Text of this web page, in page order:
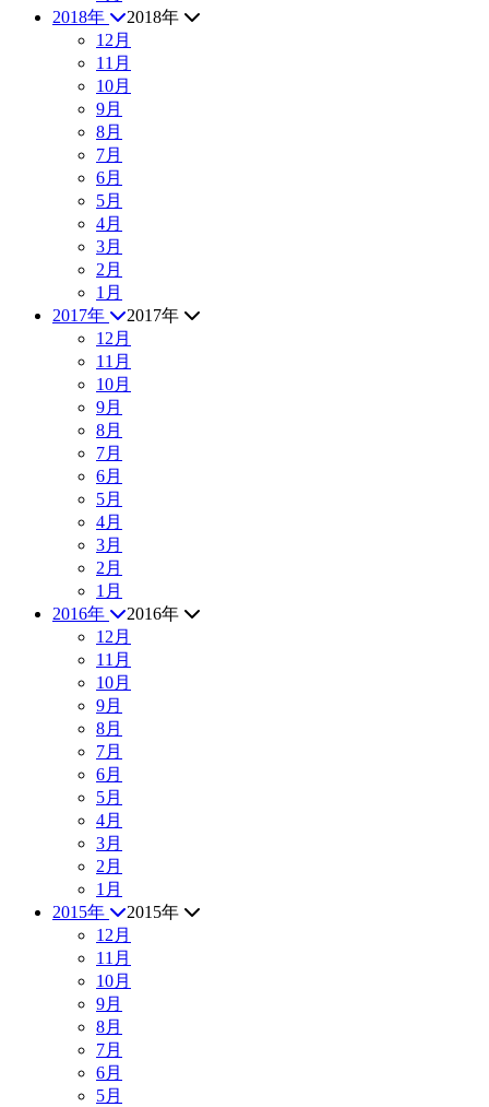
2018年
2018年
12月
11月
10月
9月
8月
7月
6月
5月
4月
3月
2月
1月
2017年
2017年
12月
11月
10月
9月
8月
7月
6月
5月
4月
3月
2月
1月
2016年
2016年
12月
11月
10月
9月
8月
7月
6月
5月
4月
3月
2月
1月
2015年
2015年
12月
11月
10月
9月
8月
7月
6月
5月